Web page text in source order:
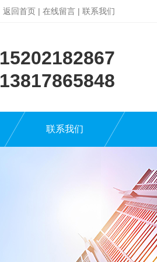
返回首页 | 在线留言 | 联系我们
15202182867
13817865848
联系我们